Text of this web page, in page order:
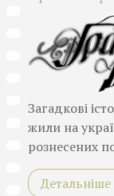
Загадкові
жили на
рознесених